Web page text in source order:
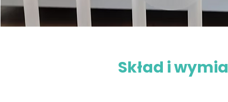
Skład i